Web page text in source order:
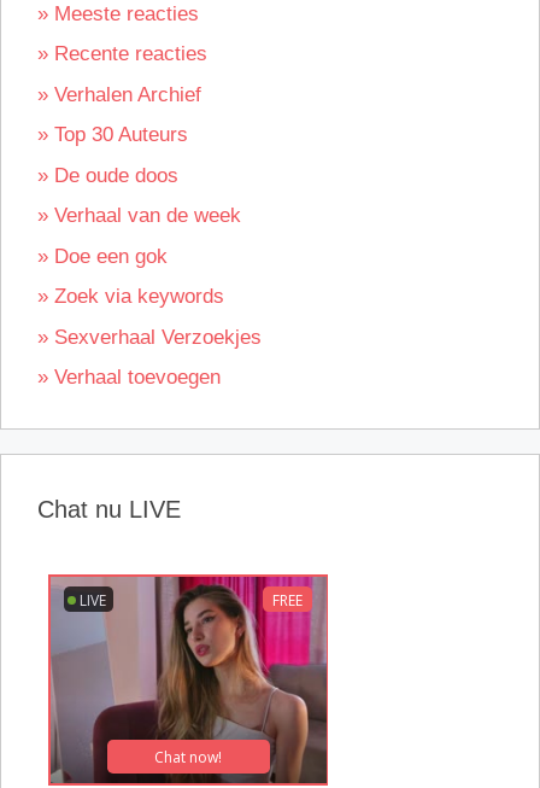
» Meeste reacties
» Recente reacties
» Verhalen Archief
» Top 30 Auteurs
» De oude doos
» Verhaal van de week
» Doe een gok
» Zoek via keywords
» Sexverhaal Verzoekjes
» Verhaal toevoegen
Chat nu LIVE